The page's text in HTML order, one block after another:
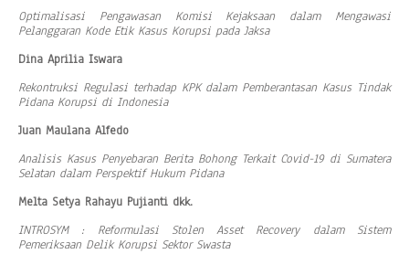
Optimalisasi Pengawasan Komisi Kejaksaan dalam Mengawasi
Pelanggaran Kode Etik Kasus Korupsi pada Jaksa
Dina Aprilia Iswara
Rekontruksi Regulasi terhadap KPK dalam Pemberantasan Kasus Tindak
Pidana Korupsi di Indonesia
Juan Maulana Alfedo
Analisis Kasus Penyebaran Berita Bohong Terkait Covid-19 di Sumatera
Selatan dalam Perspektif Hukum Pidana
Melta Setya Rahayu Pujianti dkk.
INTROSYM : Reformulasi Stolen Asset Recovery dalam Sistem
Pemeriksaan Delik Korupsi Sektor Swasta